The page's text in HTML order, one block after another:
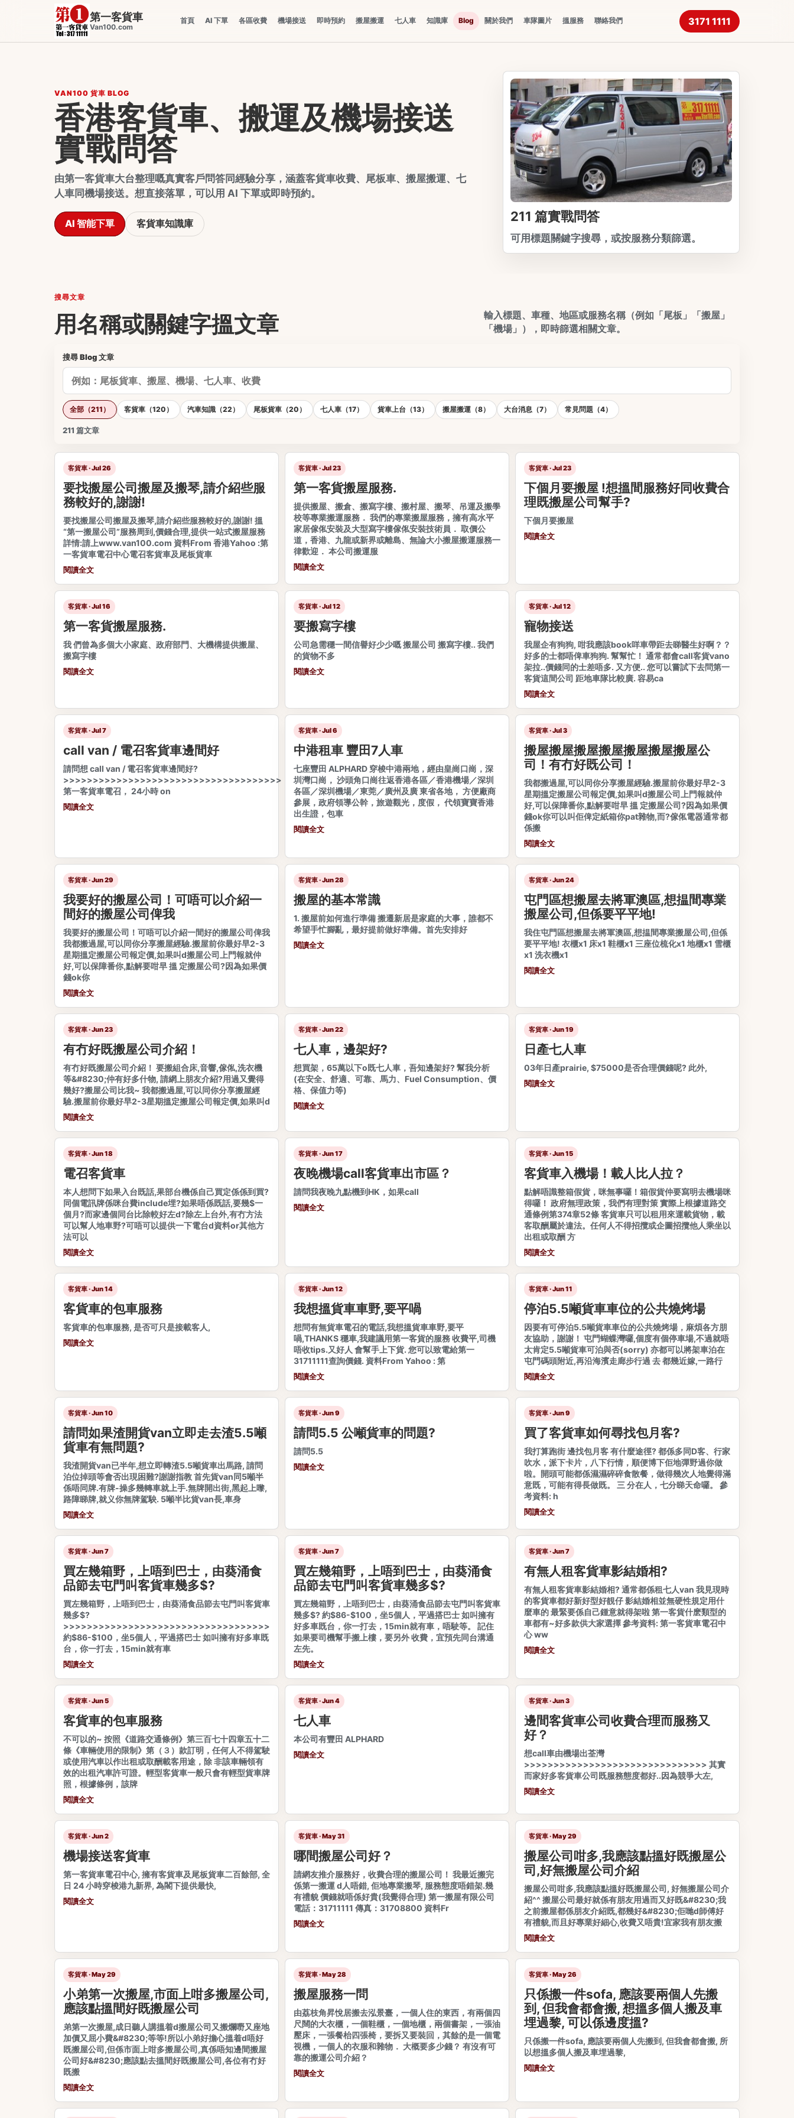
第一客貨車
Van100.com
首頁 AI 下單 各區收費 機場接送 即時預約 搬屋搬運 七人車 知識庫 Blog 關於我們 車隊圖片 搵服務 聯絡我們 3171 1111
VAN100 貨車 BLOG
香港客貨車、搬運及機場接送
實戰問答
由第一客貨車大台整理嘅真實客戶問答同經驗分享，涵蓋客貨車收費、尾板車、搬屋搬運、七
人車同機場接送。想直接落單，可以用 AI 下單或即時預約。
AI 智能下單 客貨車知識庫 211 篇實戰問答
可用標題關鍵字搜尋，或按服務分類篩選。
搜尋文章
用名稱或關鍵字搵文章
輸入標題、車種、地區或服務名稱（例如「尾板」「搬屋」
「機場」），即時篩選相關文章。
搜尋 Blog 文章
全部（211） 客貨車（120） 汽車知識（22） 尾板貨車（20） 七人車（17） 貨車上台（13） 搬屋搬運（8） 大台消息（7） 常見問題（4）
211 篇文章
客貨車 · Jul 26
要找搬屋公司搬屋及搬琴,請介紹些服
務較好的,謝謝!
要找搬屋公司搬屋及搬琴,請介紹些服務較好的,謝謝! 搵
“第一搬屋公司”服務周到,價錢合理,提供一站式搬屋服務
詳情:請上www.van100.com 資料From 香港Yahoo :第
一客貨車電召中心電召客貨車及尾板貨車
閱讀全文
客貨車 · Jul 23
第一客貨搬屋服務.
提供搬屋、搬倉、搬寫字樓、搬村屋、搬琴、吊運及搬學
校等專業搬運服務． 我們的專業搬屋服務，擁有高水平
家居傢俬安裝及大型寫字樓傢俬安裝技術員． 取價公
道，香港、九龍或新界或離島、無論大小搬屋搬運服務一
律歡迎． 本公司搬運服
閱讀全文
客貨車 · Jul 23
下個月要搬屋 !想搵間服務好同收費合
理既搬屋公司幫手?
下個月要搬屋
閱讀全文
客貨車 · Jul 16
第一客貨搬屋服務.
我 們曾為多個大小家庭、政府部門、大機構提供搬屋、
搬寫字樓
閱讀全文
客貨車 · Jul 12
要搬寫字樓
公司急需穩一間信譽好少少嘅 搬屋公司 搬寫字樓.. 我們
的貨物不多
閱讀全文
客貨車 · Jul 12
寵物接送
我屋企有狗狗, 咁我應該book咩車帶距去睇醫生好啊？？
好多的士都唔俾車狗狗. 幫幫忙！ 通常都會call客貨vano
架拉..價錢同的士差唔多. 又方便.. 您可以嘗試下去問第一
客貨這間公司 距地車隊比較廣. 容易ca
閱讀全文
客貨車 · Jul 7
call van / 電召客貨車邊間好
請問想 call van / 電召客貨車邊間好?
>>>>>>>>>>>>>>>>>>>>>>>>>>>>>>>>>>>>>
第一客貨車電召， 24小時 on
閱讀全文
客貨車 · Jul 6
中港租車 豐田7人車
七座豐田 ALPHARD 穿梭中港兩地，經由皇崗口崗，深
圳灣口崗， 沙頭角口崗往返香港各區／香港機場／深圳
各區／深圳機場／東莞／廣州及廣 東省各地， 方便廠商
參展，政府領導公幹，旅遊觀光，度假， 代領寶寶香港
出生證，包車
閱讀全文
客貨車 · Jul 3
搬屋搬屋搬屋搬屋搬屋搬屋搬屋公
司！有冇好既公司！
我都搬過屋,可以同你分享搬屋經驗.搬屋前你最好早2-3
星期搵定搬屋公司報定價,如果叫d搬屋公司上門報就仲
好,可以保障番你,點解要咁早 搵 定搬屋公司?因為如果價
錢ok你可以叫佢俾定紙箱你pat雜物,而?傢俬電器通常都
係搬
閱讀全文
客貨車 · Jun 29
我要好的搬屋公司！可唔可以介紹一
間好的搬屋公司俾我
我要好的搬屋公司！可唔可以介紹一間好的搬屋公司俾我
我都搬過屋,可以同你分享搬屋經驗.搬屋前你最好早2-3
星期搵定搬屋公司報定價,如果叫d搬屋公司上門報就仲
好,可以保障番你,點解要咁早 搵 定搬屋公司?因為如果價
錢ok你
閱讀全文
客貨車 · Jun 28
搬屋的基本常識
1. 搬屋前如何進行準備 搬遷新居是家庭的大事，誰都不
希望手忙腳亂，最好提前做好準備。首先安排好
閱讀全文
客貨車 · Jun 24
屯門區想搬屋去將軍澳區,想揾間專業
搬屋公司,但係要平平地!
我住屯門區想搬屋去將軍澳區,想揾間專業搬屋公司,但係
要平平地! 衣櫃x1 床x1 鞋櫃x1 三座位梳化x1 地櫃x1 雪櫃
x1 洗衣機x1
閱讀全文
客貨車 · Jun 23
有冇好既搬屋公司介紹！
有冇好既搬屋公司介紹！ 要搬組合床,音響,傢俬,洗衣機
等&#8230;仲有好多什物, 請網上朋友介紹?用過又覺得
幾好?搬屋公司比我~ 我都搬過屋,可以同你分享搬屋經
驗.搬屋前你最好早2-3星期搵定搬屋公司報定價,如果叫d
閱讀全文
客貨車 · Jun 22
七人車，邊架好?
想買架，65萬以下o既七人車，吾知邊架好? 幫我分析
(在安全、舒適、可靠、馬力、Fuel Consumption、價
格、保值力等)
閱讀全文
客貨車 · Jun 19
日產七人車
03年日產prairie, $75000是否合理價錢呢? 此外,
閱讀全文
客貨車 · Jun 18
電召客貨車
本人想問下如果入台既話,果部台機係自己買定係係到買?
同個電訊牌係咪台費include埋?如果唔係既話,要幾$一
個月?而家邊個同台比除較好左d?除左上台外,有冇方法
可以幫人地車野?可唔可以提供一下電台d資料or其他方
法可以
閱讀全文
客貨車 · Jun 17
夜晚機場call客貨車出市區？
請問我夜晚九點機到HK，如果call
閱讀全文
客貨車 · Jun 15
客貨車入機場！載人比人拉？
點解唔識整箱假貨，咪無事囉！箱假貨仲要寫明去機場咪
得囉！ 政府無理政策，我們有理對策 實際上根據道路交
通條例第374章52條 客貨車只可以租用來運載貨物，載
客取酬屬於違法。任何人不得招攬或企圖招攬他人乘坐以
出租或取酬 方
閱讀全文
客貨車 · Jun 14
客貨車的包車服務
客貨車的包車服務, 是否可只是接載客人,
閱讀全文
客貨車 · Jun 12
我想搵貨車車野,要平喎
想問有無貨車電召的電話,我想搵貨車車野,要平
喎,THANKS 穩車,我建議用第一客貨的服務 收費平,司機
唔收tips.又好人 會幫手上下貨. 您可以致電給第一
31711111查詢價錢. 資料From Yahoo : 第
閱讀全文
客貨車 · Jun 11
停泊5.5噸貨車車位的公共燒烤場
因要有可停泊5.5噸貨車車位的公共燒烤場，麻煩各方朋
友協助，謝謝！ 屯門蝴蝶灣囉,個度有個停車場,不過就唔
太肯定5.5噸貨車可泊與否(sorry) 亦都可以將架車泊在
屯門碼頭附近,再沿海濱走廊步行過 去 都幾近嫁,一路行
閱讀全文
客貨車 · Jun 10
請問如果渣開貨van立即走去渣5.5噸
貨車有無問題?
我渣開貨van已半年,想立即轉渣5.5噸貨車出馬路, 請問
泊位掉頭等會否出現困難?謝謝指教 首先貨van同5噸半
係唔同牌.有牌-操多幾轉車就上手.無牌開出街,黑起上嚟,
路障睇牌,就义你無牌駕駚. 5噸半比貨van長,車身
閱讀全文
客貨車 · Jun 9
請問5.5 公噸貨車的問題?
請問5.5
閱讀全文
客貨車 · Jun 9
買了客貨車如何尋找包月客?
我打算跑街 邊找包月客 有什麼途徑? 都係多同D客、行家
吹水，派下卡片，八下行情，順便博下佢地彈野過你做
啦。開頭可能都係濕濕碎碎食散餐，做得幾次人地覺得滿
意既，可能有得長做既。 三 分在人，七分睇天命囉。 參
考資料: h
閱讀全文
客貨車 · Jun 7
買左幾箱野，上唔到巴士，由葵涌食
品節去屯門叫客貨車幾多$?
買左幾箱野，上唔到巴士，由葵涌食品節去屯門叫客貨車
幾多$?
>>>>>>>>>>>>>>>>>>>>>>>>>>>>>>>>>>>
約$86-$100，坐5個人，平過搭巴士 如叫擁有好多車既
台，你一打去，15min就有車
閱讀全文
客貨車 · Jun 7
買左幾箱野，上唔到巴士，由葵涌食
品節去屯門叫客貨車幾多$?
買左幾箱野，上唔到巴士，由葵涌食品節去屯門叫客貨車
幾多$? 約$86-$100，坐5個人，平過搭巴士 如叫擁有
好多車既台，你一打去，15min就有車，唔駛等。 記住
如果要司機幫手搬上樓，要另外 收費，宜預先同台溝通
左先。
閱讀全文
客貨車 · Jun 7
有無人租客貨車影結婚相?
有無人租客貨車影結婚相? 通常都係租七人van 我見現時
的客貨車都好新好型好靚仔 影結婚相並無硬性規定用什
麼車的 最緊要係自己鍾意就得架啦 第一客貨什麽類型的
車都有~好多款供大家選擇 參考資料: 第一客貨車電召中
心 ww
閱讀全文
客貨車 · Jun 5
客貨車的包車服務
不可以的~ 按照《道路交通條例》第三百七十四章五十二
條《車輛使用的限制》第（３）款訂明，任何人不得駕駛
或使用汽車以作出租或取酬載客用途，除 非該車輛領有
效的出租汽車許可證。輕型客貨車一般只會有輕型貨車牌
照，根據條例，該牌
閱讀全文
客貨車 · Jun 4
七人車
本公司有豐田 ALPHARD
閱讀全文
客貨車 · Jun 3
邊間客貨車公司收費合理而服務又
好？
想call車由機場出荃灣
>>>>>>>>>>>>>>>>>>>>>>>>>>>>>>> 其實
而家好多客貨車公司既服務態度都好..因為競爭大左,
閱讀全文
客貨車 · Jun 2
機場接送客貨車
第一客貨車電召中心, 擁有客貨車及尾板貨車二百餘部, 全
日 24 小時穿梭港九新界, 為閣下提供最快,
閱讀全文
客貨車 · May 31
哪間搬屋公司好？
請網友推介服務好，收費合理的搬屋公司！ 我最近搬完
係第一搬運 d人唔錯, 佢地專業搬琴, 服務態度唔錯架.幾
有禮貌 價錢就唔係好貴(我覺得合理) 第一搬屋有限公司
電話：31711111 傳真：31708800 資料Fr
閱讀全文
客貨車 · May 29
搬屋公司咁多,我應該點搵好既搬屋公
司,好無搬屋公司介紹
搬屋公司咁多,我應該點搵好既搬屋公司, 好無搬屋公司介
紹^^ 搬屋公司最好就係有朋友用過而又好既&#8230;我
之前搬屋都係朋友介紹既,都幾好&#8230;佢哋d師傅好
有禮貌,而且好專業好細心,收費又唔貴!宜家我有朋友搬
閱讀全文
客貨車 · May 29
小弟第一次搬屋,市面上咁多搬屋公司,
應該點搵間好既搬屋公司
弟第一次搬屋,成日聽人講搵着d搬屋公司又搬爛嘢又座地
加價又屈小費&#8230;等等!所以小弟好擔心搵着d唔好
既搬屋公司,但係市面上咁多搬屋公司,真係唔知邊間搬屋
公司好&#8230;應該點去搵間好既搬屋公司,各位有冇好
既搬
閱讀全文
客貨車 · May 28
搬屋服務一問
由荔枝角昇悅居搬去泓景臺，一個人住的東西，有兩個四
尺闊的大衣櫃，一個鞋櫃，一個地櫃，兩個書架，一張油
壓床，一張餐枱四張椅，要拆又要裝回，其餘的是一個電
視機，一個人的衣服和雜物． 大概要多少錢？ 有沒有可
靠的搬運公司介紹？
閱讀全文
客貨車 · May 26
只係搬一件sofa, 應該要兩個人先搬
到, 但我會都會搬, 想搵多個人搬及車
埋過黎, 可以係邊度搵?
只係搬一件sofa, 應該要兩個人先搬到, 但我會都會搬, 所
以想搵多個人搬及車埋過黎,
閱讀全文